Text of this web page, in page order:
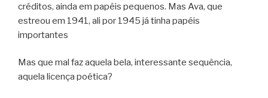
créditos, ainda em papéis pequenos. Mas Ava, que
estreou em 1941, ali por 1945 já tinha papéis
importantes
Mas que mal faz aquela bela, interessante sequência,
aquela licença poética?